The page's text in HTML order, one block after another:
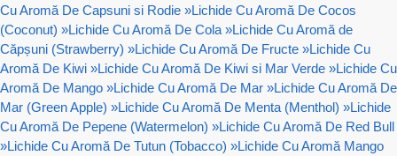
Cu Aromă De Capsuni si Rodie »Lichide Cu Aromă De Cocos
(Coconut) »Lichide Cu Aromă De Cola »Lichide Cu Aromă de
Căpșuni (Strawberry) »Lichide Cu Aromă De Fructe »Lichide Cu
Aromă De Kiwi »Lichide Cu Aromă De Kiwi si Mar Verde »Lichide Cu
Aromă De Mango »Lichide Cu Aromă De Mar »Lichide Cu Aromă De
Mar (Green Apple) »Lichide Cu Aromă De Menta (Menthol) »Lichide
Cu Aromă De Pepene (Watermelon) »Lichide Cu Aromă De Red Bull
»Lichide Cu Aromă De Tutun (Tobacco) »Lichide Cu Aromă Mango